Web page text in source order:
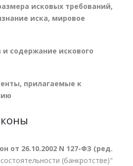
исковых требований,
иска, мировое
и содержание искового
прилагаемые к
от 26.10.2002 N 127-ФЗ (ред.
(банкротстве)"